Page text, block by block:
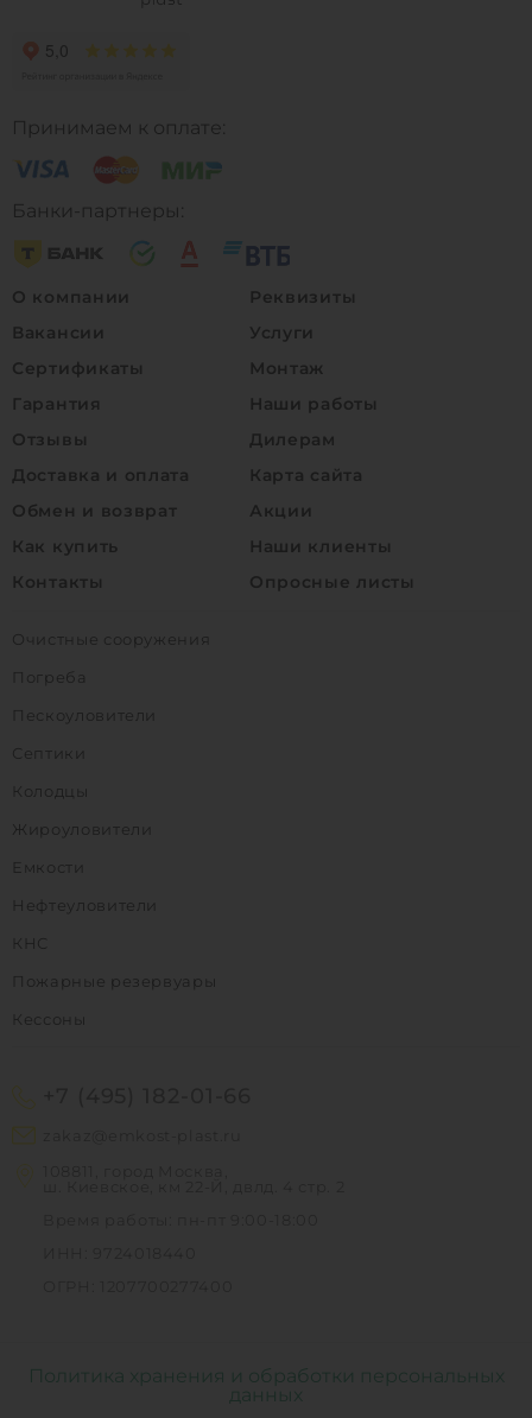
Принимаем к оплате:
Банки-партнеры:
О компании
Вакансии
Сертификаты
Гарантия
Отзывы
Доставка и оплата
Обмен и возврат
Как купить
Контакты
Реквизиты
Услуги
Монтаж
Наши работы
Дилерам
Карта сайта
Акции
Наши клиенты
Опросные листы
Очистные сооружения
Погреба
Пескоуловители
Септики
Колодцы
Жироуловители
Емкости
Нефтеуловители
КНС
Пожарные резервуары
Кессоны
Политика хранения и обработки персональных
данных